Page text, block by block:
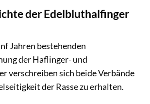
der Edelbluthalfinger
Jahren bestehenden
der Haflinger- und
verschreiben sich beide Verbände
der Rasse zu erhalten.